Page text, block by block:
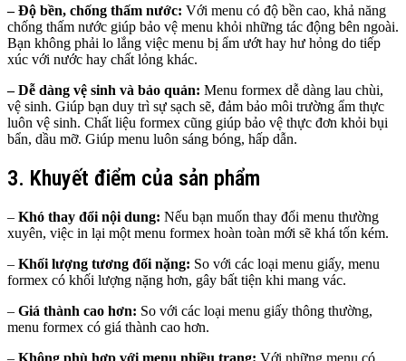
– Độ bền, chống thấm nước: Với menu có độ bền cao, khả năng
chống thấm nước giúp bảo vệ menu khỏi những tác động bên ngoài.
Bạn không phải lo lắng việc menu bị ẩm ướt hay hư hỏng do tiếp
xúc với nước hay chất lỏng khác.
– Dễ dàng vệ sinh và bảo quản: Menu formex dễ dàng lau chùi,
vệ sinh. Giúp bạn duy trì sự sạch sẽ, đảm bảo môi trường ẩm thực
luôn vệ sinh. Chất liệu formex cũng giúp bảo vệ thực đơn khỏi bụi
bẩn, dầu mỡ. Giúp menu luôn sáng bóng, hấp dẫn.
3. Khuyết điểm của sản phẩm
– Khó thay đổi nội dung: Nếu bạn muốn thay đổi menu thường
xuyên, việc in lại một menu formex hoàn toàn mới sẽ khá tốn kém.
– Khối lượng tương đối nặng: So với các loại menu giấy, menu
formex có khối lượng nặng hơn, gây bất tiện khi mang vác.
– Giá thành cao hơn: So với các loại menu giấy thông thường,
menu formex có giá thành cao hơn.